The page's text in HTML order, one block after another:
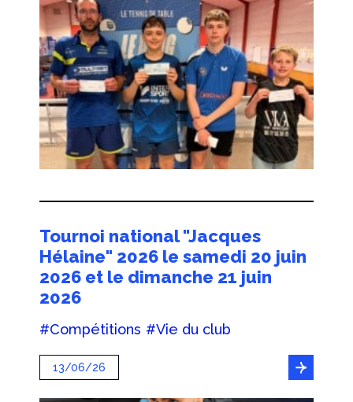
Tournoi national "Jacques
Hélaine" 2026 le samedi 20 juin
2026 et le dimanche 21 juin
2026
#Compétitions #Vie du club
13/06/26